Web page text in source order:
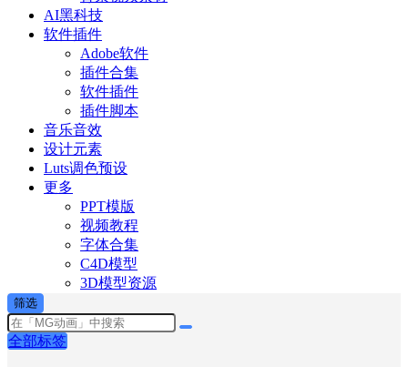
AI黑科技
软件插件
Adobe软件
插件合集
软件插件
插件脚本
音乐音效
设计元素
Luts调色预设
更多
PPT模版
视频教程
字体合集
C4D模型
3D模型资源
筛选
全部标签